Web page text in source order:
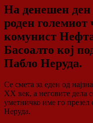
На денешен ден
роден големиот
комунист
Басоалто кој
Пабло Неруда.
Се смета за еден од
XX век, а неговите дела
уметничко име го презел
Неруда.